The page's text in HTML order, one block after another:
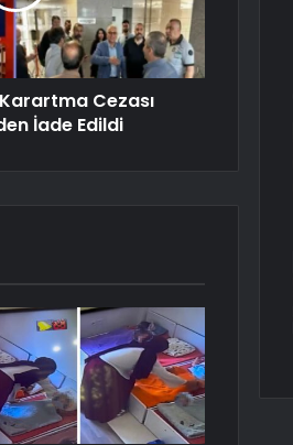
Karartma Cezası
İade Edildi